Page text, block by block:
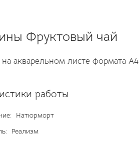
Фруктовый чай
акварельном листе формата А4
работы
Натюрморт
Реализм